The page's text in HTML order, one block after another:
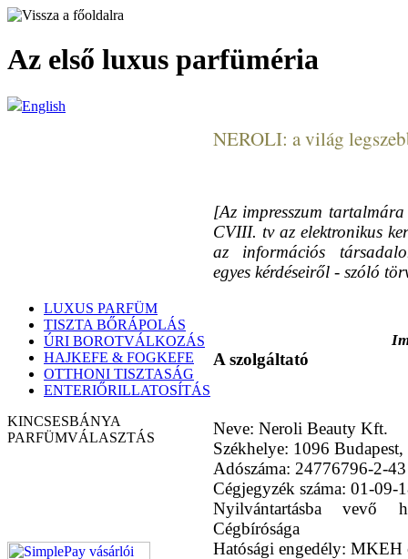
Az első luxus parfüméria
English
LUXUS PARFÜM
TISZTA BŐRÁPOLÁS
ÚRI BOROTVÁLKOZÁS
HAJKEFE & FOGKEFE
OTTHONI TISZTASÁG
ENTERIŐRILLATOSÍTÁS
KINCSESBÁNYA
PARFÜMVÁLASZTÁS
NEROLI: a világ
[Az impresszum
CVIII. tv az elektronikus
az információs
egyes kérdéseiről - szóló
A szolgáltató
Neve: Neroli Beauty Kft.
Székhelye: 1096
Adószáma: 24776796-2-43
Cégjegyzék száma: 01-09-
Nyilvántartásba vevő
Cégbírósága
Hatósági engedély: MKEH